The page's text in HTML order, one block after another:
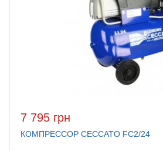
7 795 грн
КОМПРЕССОР CECCATO FC2/24